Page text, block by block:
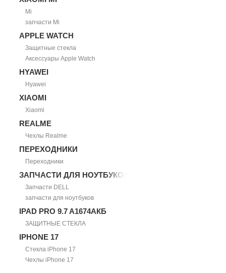
Mi
запчасти Mi
APPLE WATCH
Защитные стекла
Аксессуары Apple Watch
HYAWEI
Hyawei
XIAOMI
Xiaomi
REALME
Чехлы Realme
ПЕРЕХОДНИКИ
Переходники
ЗАПЧАСТИ ДЛЯ НОУТБУКОВ
Запчасти DELL
запчасти для ноутбуков
IPAD PRO 9.7 A1674АКБ
ЗАЩИТНЫЕ СТЕКЛА
IPHONE 17
Стекла iPhone 17
Чехлы iPhone 17